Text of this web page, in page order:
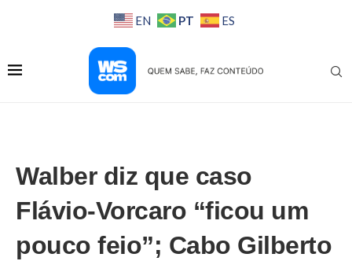
EN PT ES
Walber diz que caso
Flávio-Vorcaro “ficou um
pouco feio”; Cabo Gilberto